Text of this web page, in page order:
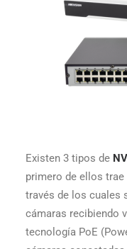
Existen 3 tipos de
primero de ellos
través de los cuales
cámaras recibiendo
tecnología PoE